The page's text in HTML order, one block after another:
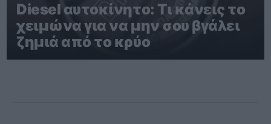
Diesel αυτοκίνητο: Τι κάνεις το
χειμώνα για να μην σου βγάλει
ζημιά από το κρύο